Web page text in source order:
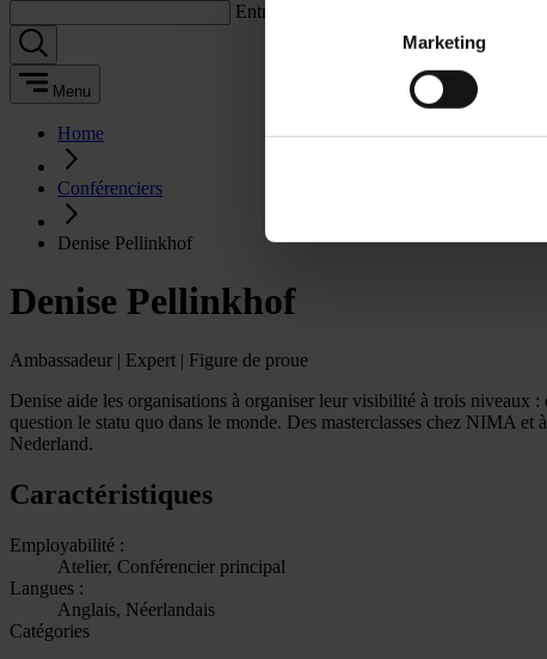
Marketing
Entrez un terme de recherche :
Menu
Home
Conférenciers
Denise Pellinkhof
Denise Pellinkhof
Ambassadeur | Expert | Figure de proue
Denise aide les organisations à organiser leur visibilité à trois niveaux
question le statu quo dans le monde. Des masterclasses chez NIMA
Nederland.
Caractéristiques
Employabilité :
Atelier, Conférencier principal
Langues :
Anglais, Néerlandais
Catégories